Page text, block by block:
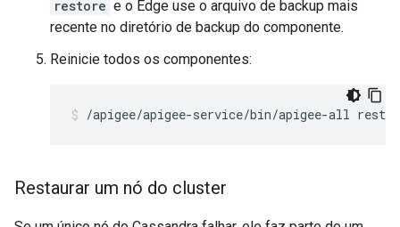
restore e o Edge use o arquivo de backup mais
recente no diretório de backup do componente.
Reinicie todos os componentes:
/apigee/apigee-service/bin/apigee-all
Restaurar um nó do cluster